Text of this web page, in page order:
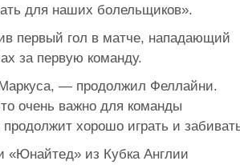
для наших болельщиков».
первый гол в матче, нападающий
за первую команду.
— продолжил Феллайни.
очень важно для команды
хорошо играть и
«Юнайтед» из Кубка Англии